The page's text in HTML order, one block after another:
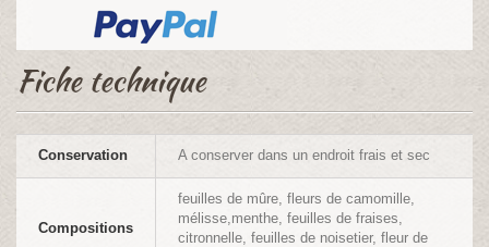
Fiche technique
Conservation A conserver dans un endroit frais et sec
Compositions
feuilles de mûre, fleurs de camomille,
mélisse,menthe, feuilles de fraises,
citronnelle, feuilles de noisetier, fleur de